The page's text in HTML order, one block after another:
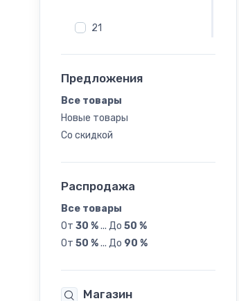
21
23
24
25
28
Предложения
Все товары
Новые товары
Со скидкой
Распродажа
Все товары
От 30 %... До 50 %
От 50 %... До 90 %
Магазин